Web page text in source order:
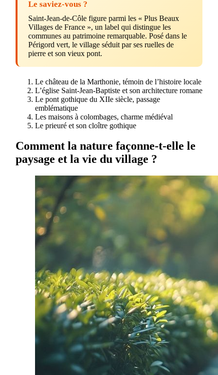
Le saviez-vous ?
Saint-Jean-de-Côle figure parmi les « Plus Beaux
Villages de France », un label qui distingue les
communes au patrimoine remarquable. Posé dans le
Périgord vert, le village séduit par ses ruelles de
pierre et son vieux pont.
Le château de la Marthonie, témoin de l’histoire locale
L’église Saint-Jean-Baptiste et son architecture romane
Le pont gothique du XIIe siècle, passage
emblématique
Les maisons à colombages, charme médiéval
Le prieuré et son cloître gothique
Comment la nature façonne-t-elle le
paysage et la vie du village ?